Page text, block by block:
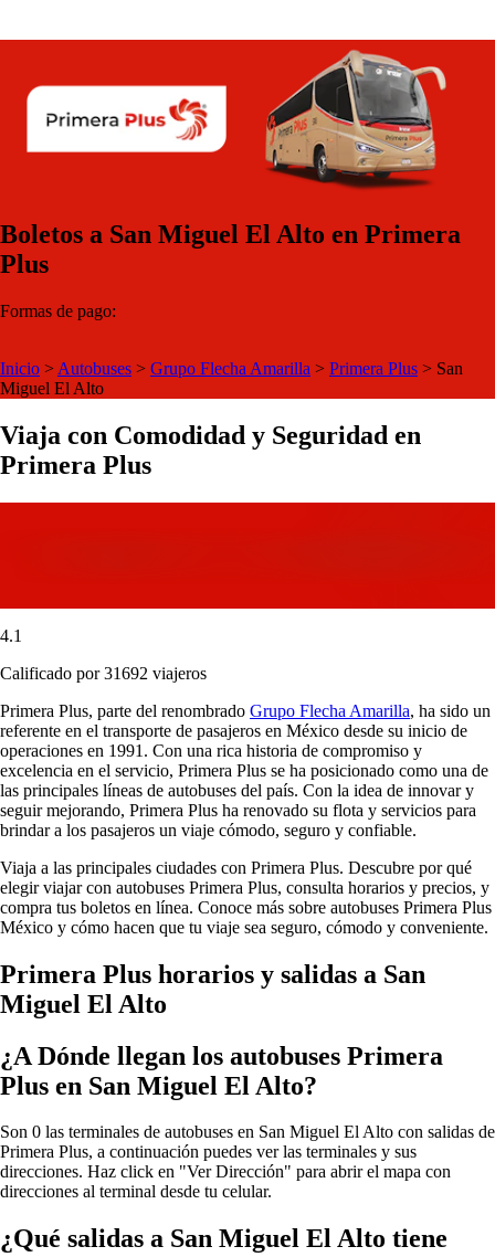
Boletos a San Miguel El Alto en Primera
Plus
Formas de pago:
Inicio > Autobuses > Grupo Flecha Amarilla > Primera Plus > San
Miguel El Alto
Viaja con Comodidad y Seguridad en
Primera Plus
4.1
Calificado por 31692 viajeros
Primera Plus, parte del renombrado Grupo Flecha Amarilla, ha sido un
referente en el transporte de pasajeros en México desde su inicio de
operaciones en 1991. Con una rica historia de compromiso y
excelencia en el servicio, Primera Plus se ha posicionado como una de
las principales líneas de autobuses del país. Con la idea de innovar y
seguir mejorando, Primera Plus ha renovado su flota y servicios para
brindar a los pasajeros un viaje cómodo, seguro y confiable.
Viaja a las principales ciudades con Primera Plus. Descubre por qué
elegir viajar con autobuses Primera Plus, consulta horarios y precios, y
compra tus boletos en línea. Conoce más sobre autobuses Primera Plus
México y cómo hacen que tu viaje sea seguro, cómodo y conveniente.
Primera Plus horarios y salidas a San
Miguel El Alto
¿A Dónde llegan los autobuses Primera
Plus en San Miguel El Alto?
Son 0 las terminales de autobuses en San Miguel El Alto con salidas de
Primera Plus, a continuación puedes ver las terminales y sus
direcciones. Haz click en "Ver Dirección" para abrir el mapa con
direcciones al terminal desde tu celular.
¿Qué salidas a San Miguel El Alto tiene